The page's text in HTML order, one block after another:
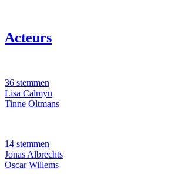
Acteurs
36 stemmen
Lisa Calmyn
Tinne Oltmans
14 stemmen
Jonas Albrechts
Oscar Willems